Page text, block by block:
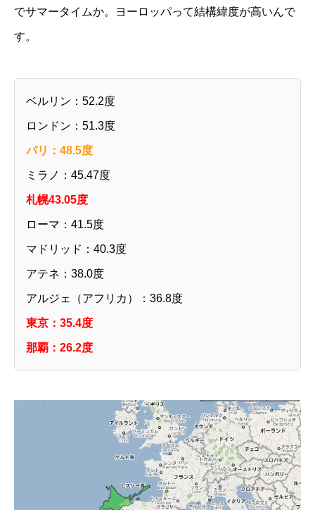
でサマータイムか。ヨーロッパって結構緯度が高いんで
す。
ベルリン：52.2度
ロンドン：51.3度
パリ：48.5度
ミラノ：45.47度
札幌43.05度
ローマ：41.5度
マドリッド：40.3度
アテネ：38.0度
アルジェ（アフリカ）：36.8度
東京：35.4度
那覇：26.2度